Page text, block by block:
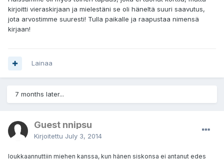
kirjoitti vieraskirjaan ja mielestäni se oli häneltä suuri saavutus,
jota arvostimme suuresti! Tulla paikalle ja raapustaa nimensä
kirjaan!
Lainaa
7 months later...
Guest nnipsu
Kirjoitettu July 3, 2014
loukkaannuttiin miehen kanssa, kun hänen siskonsa ei antanut edes